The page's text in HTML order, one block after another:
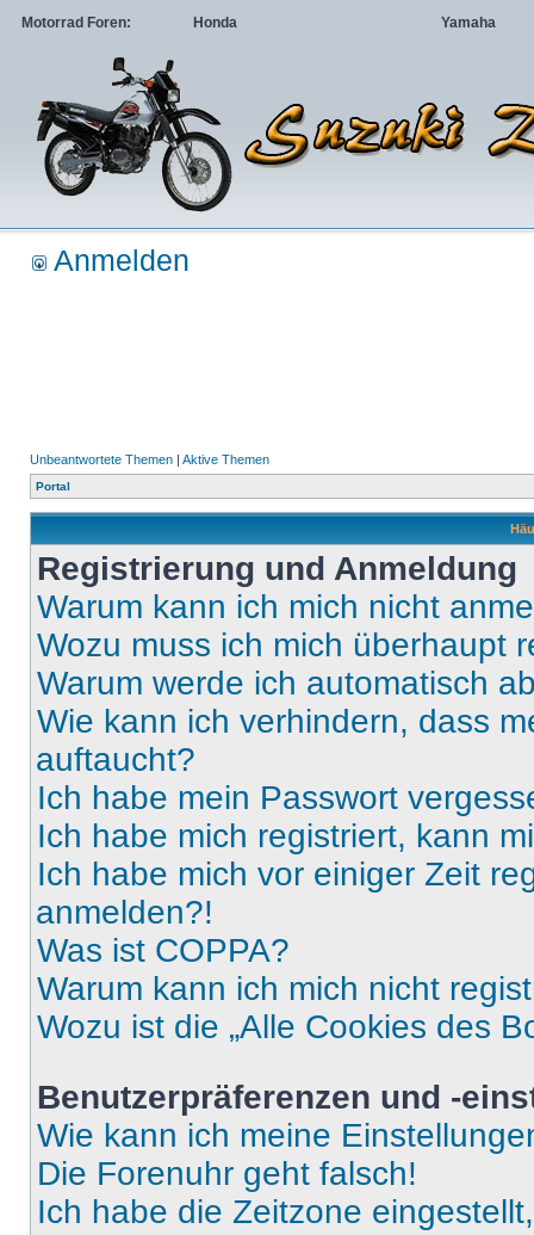
Motorrad Foren: Honda Yamaha
Anmelden
Unbeantwortete Themen | Aktive Themen
Portal
Registrierung und Anmeldung
Warum kann ich mich nicht
Wozu muss ich mich überhaupt
Warum werde ich automatisch
Wie kann ich verhindern, dass
auftaucht?
Ich habe mein Passwort
Ich habe mich registriert, kann
Ich habe mich vor einiger Zeit
anmelden?!
Was ist COPPA?
Warum kann ich mich nicht
Wozu ist die „Alle Cookies des
Benutzerpräferenzen und -
Wie kann ich meine
Die Forenuhr geht falsch!
Ich habe die Zeitzone